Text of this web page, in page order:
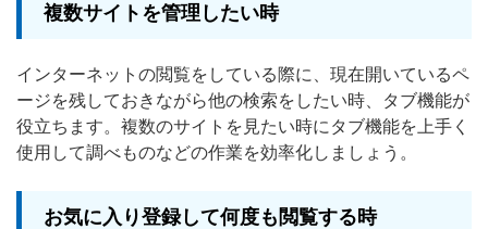
複数サイトを管理したい時
インターネットの閲覧をしている際に、現在開いているペ
ージを残しておきながら他の検索をしたい時、タブ機能が
役立ちます。複数のサイトを見たい時にタブ機能を上手く
使用して調べものなどの作業を効率化しましょう。
お気に入り登録して何度も閲覧する時